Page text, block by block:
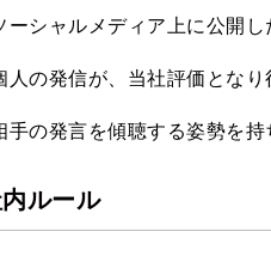
ーシャルメディア上に公開
人の発信が、当社評価とな
手の発言を傾聴する姿勢を
ルール